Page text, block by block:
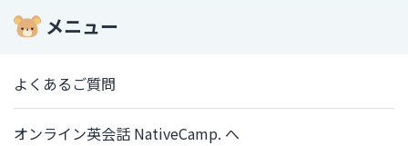
メニュー
よくあるご質問
オンライン英会話 NativeCamp. へ